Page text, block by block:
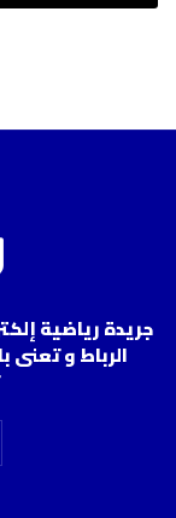
جريدة رياضية
الرباط و تعنى